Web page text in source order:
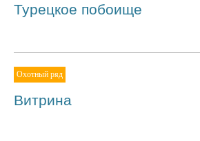
Турецкое побоище
Охотный ряд
Витрина